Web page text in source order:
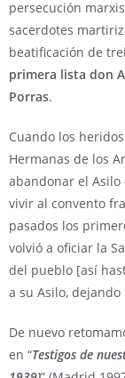
persecución
sacerdotes
beatificación de
primera lista don
Porras.
Cuando los
Hermanas de los
abandonar el
vivir al convento
pasados los
volvió a oficiar la
del pueblo [así
a su Asilo,
De nuevo
en “Testigos de